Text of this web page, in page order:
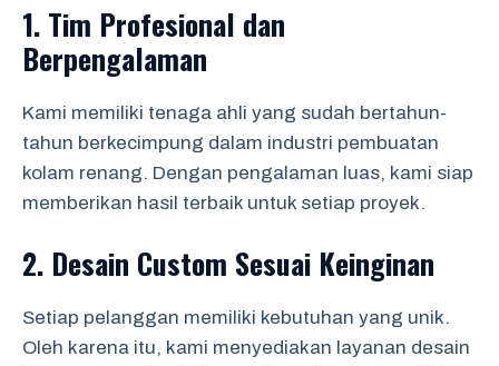
1. Tim Profesional dan
Berpengalaman
Kami memiliki tenaga ahli yang sudah bertahun-
tahun berkecimpung dalam industri pembuatan
kolam renang. Dengan pengalaman luas, kami siap
memberikan hasil terbaik untuk setiap proyek.
2. Desain Custom Sesuai Keinginan
Setiap pelanggan memiliki kebutuhan yang unik.
Oleh karena itu, kami menyediakan layanan desain